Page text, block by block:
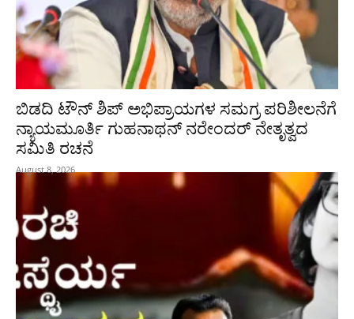
ಬಿಡದಿ ಟೌನ್ ಶಿಪ್ ಅಭಿಪ್ರಾಯಗಳ ಸಮಗ್ರ ಪರಿಶೀಲನೆಗೆ
ನ್ಯಾಯಮೂರ್ತಿ ಗುಹನಾಥನ್ ನರೇಂದರ್ ನೇತೃತ್ವದ
ಸಮಿತಿ ರಚನೆ
August 8, 2026